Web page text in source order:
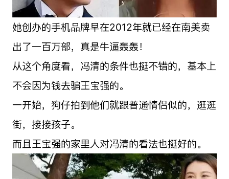
她创办的手机品牌早在2012年就已经在南美卖
出了一百万部，真是牛逼轰轰！
从这个角度看，冯清的条件也挺不错的，基本上
不会因为钱去骗王宝强的。
一开始，狗仔拍到他们就跟普通情侣似的，逛逛
街，接接孩子。
而且王宝强的家里人对冯清的看法也挺好的。